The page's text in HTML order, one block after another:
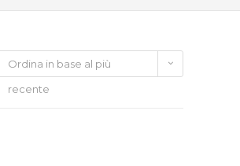
Ordina in base al più
recente